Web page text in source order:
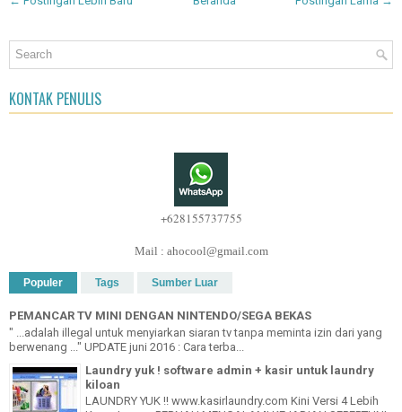
KONTAK PENULIS
PEMANCAR TV MINI DENGAN NINTENDO/SEGA BEKAS
" ...adalah illegal untuk menyiarkan siaran tv tanpa meminta izin dari yang
berwenang ..." UPDATE juni 2016 : Cara terba...
Laundry yuk ! software admin + kasir untuk laundry
kiloan